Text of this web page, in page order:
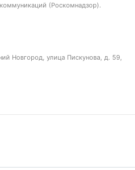
(Роскомнадзор).
Новгород, улица Пискунова, д. 59,